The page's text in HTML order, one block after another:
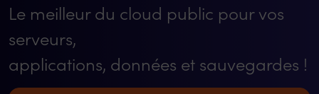
Le meilleur du cloud public pour vos
serveurs,
applications, données et sauvegardes !